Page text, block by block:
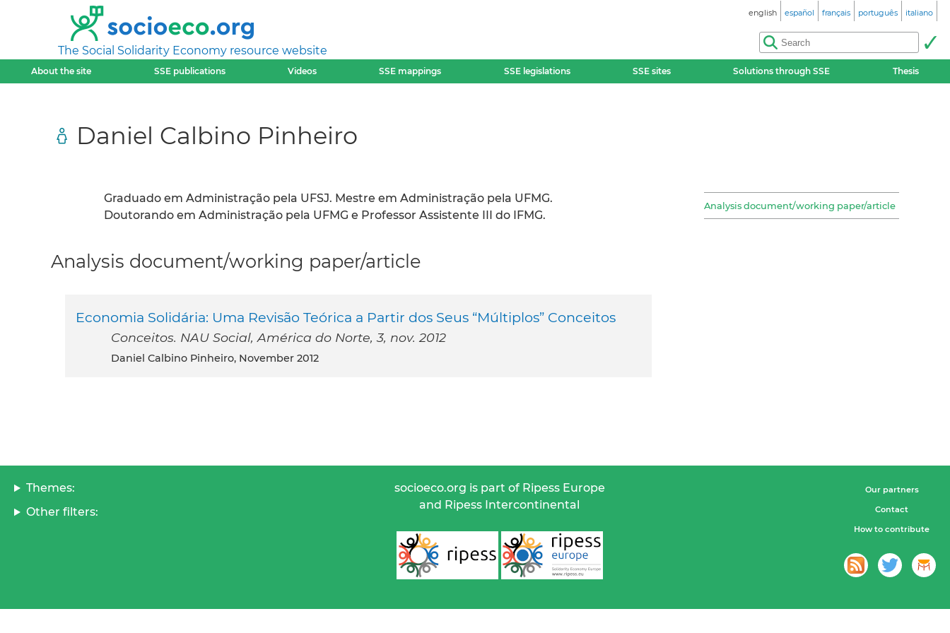
The Social Solidarity Economy resource website
english español français português italiano
About the site SSE publications Videos SSE mappings SSE legislations SSE sites Solutions through SSE Thesis
Daniel Calbino Pinheiro
Graduado em Administração pela UFSJ. Mestre em Administração pela UFMG.
Doutorando em Administração pela UFMG e Professor Assistente III do IFMG.
Analysis document/working paper/article
Analysis document/working paper/article
Economia Solidária: Uma Revisão Teórica a Partir dos Seus “Múltiplos” Conceitos
Conceitos. NAU Social, América do Norte, 3, nov. 2012
Daniel Calbino Pinheiro, November 2012
Themes:
Other filters:
socioeco.org is part of Ripess Europe
and Ripess Intercontinental
Our partners
Contact
How to contribute